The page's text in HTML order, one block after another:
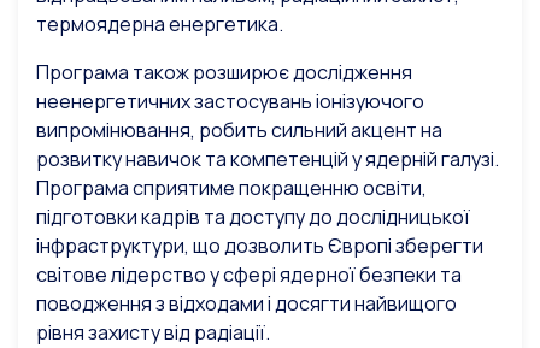
термоядерна енергетика.
Програма також розширює дослідження
неенергетичних застосувань іонізуючого
випромінювання, робить сильний акцент на
розвитку навичок та компетенцій у ядерній галузі.
Програма сприятиме покращенню освіти,
підготовки кадрів та доступу до дослідницької
інфраструктури, що дозволить Європі зберегти
світове лідерство у сфері ядерної безпеки та
поводження з відходами і досягти найвищого
рівня захисту від радіації.